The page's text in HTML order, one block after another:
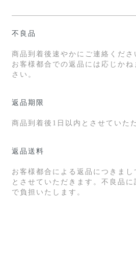
不良品
商品到着後速やかにご連絡くださ
お客様都合での返品には応じか
さい。
返品期限
商品到着後1日以内とさせていた
返品送料
お客様都合による返品につきまし
とさせていただきます。不良品
で負担いたします。